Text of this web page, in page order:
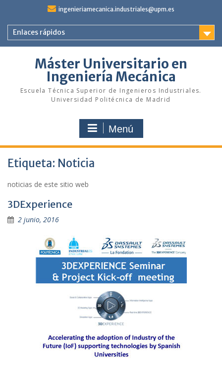
contenido
ingenieriamecanica.industriales@upm.es
Enlaces rápidos
Máster Universitario en
Ingeniería Mecánica
Escuela Técnica Superior de Ingenieros Industriales.
Universidad Politécnica de Madrid
Menú
Etiqueta: Noticia
noticias de este sitio web
3DExperience
2 junio, 2016